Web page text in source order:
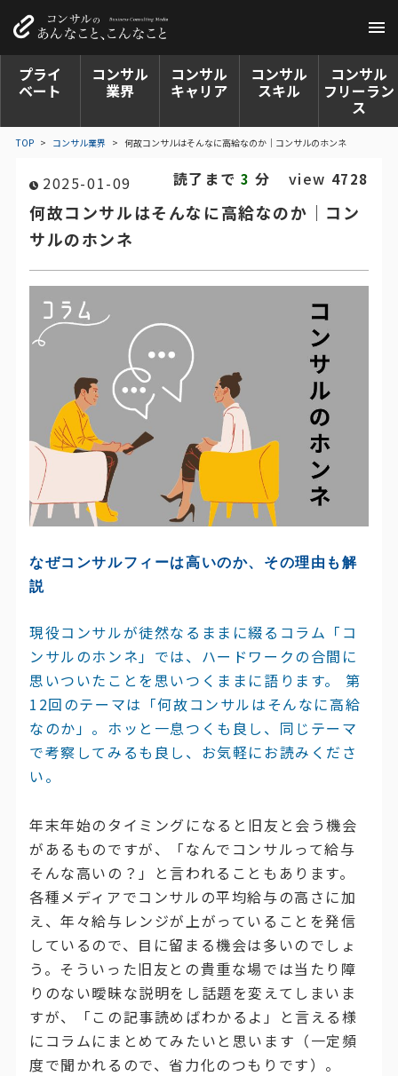
プライ
ベート
コンサル
業界
コンサル
キャリア
コンサル
スキル
コンサル
フリーラン
ス
TOP > コンサル業界 > 何故コンサルはそんなに高給なのか｜コンサルのホンネ
2025-01-09 view 4728
読了まで 3 分
何故コンサルはそんなに高給なのか｜コン
サルのホンネ
なぜコンサルフィーは高いのか、その理由も解
説
現役コンサルが徒然なるままに綴るコラム「コ
ンサルのホンネ」では、ハードワークの合間に
思いついたことを思いつくままに語ります。 第
12回のテーマは「何故コンサルはそんなに高給
なのか」。ホッと一息つくも良し、同じテーマ
で考察してみるも良し、お気軽にお読みくださ
い。
年末年始のタイミングになると旧友と会う機会
があるものですが、「なんでコンサルって給与
そんな高いの？」と言われることもあります。
各種メディアでコンサルの平均給与の高さに加
え、年々給与レンジが上がっていることを発信
しているので、目に留まる機会は多いのでしょ
う。そういった旧友との貴重な場では当たり障
りのない曖昧な説明をし話題を変えてしまいま
すが、「この記事読めばわかるよ」と言える様
にコラムにまとめてみたいと思います（一定頻
度で聞かれるので、省力化のつもりです）。